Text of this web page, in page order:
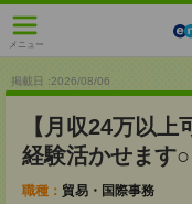
メニュー
掲載日 :2026/08/06
【月収24万以
経験活かせます○
職種： 貿易・国際事務